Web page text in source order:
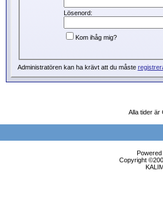
Lösenord:
Kom ihåg mig?
Administratören kan ha krävt att du måste
Alla tider är
Copyright